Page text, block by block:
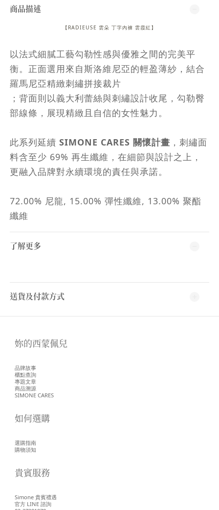
商品描述
【 RADIEUSE 雲朵 丁字內褲 雲霞紅 】
以法式細膩工藝勾勒性感與優雅之間的完美平
衡。正面選用來自斯洛維尼亞的輕盈薄紗，結合
羅馬尼亞精緻刺繡拼接裁片
；背面則以義大利蕾絲與刺繡設計收尾，勾勒臀
部線條，展現精緻且自信的女性魅力。
此系列延續 SIMONE CARES 關懷計畫 ，刺繡面
料含至少 69% 再生纖維，在細節與設計之上，
更融入品牌對永續環境的責任與承諾。
72.00% 尼龍, 15.00% 彈性纖維, 13.00% 聚酯
纖維
了解更多
送貨及付款方式
妳的西蒙佩兒
品牌故事
櫃點查詢
專題文章
商品溯源
SIMONE CARES
如何選購
選購指南
購物須知
貴賓服務
Simone 貴賓禮遇
官方 LINE 諮詢